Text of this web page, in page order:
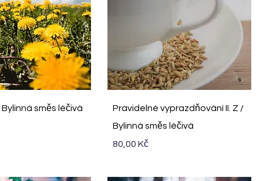
náhledsměs léčivá
Rychlý náhled
Pravidelné vyprazdňování II. Z /
Bylinná směs léčivá
Cena
80,00 Kč